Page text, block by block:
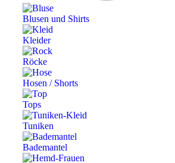
Blusen und Shirts
Kleider
Röcke
Hosen / Shorts
Tops
Tuniken
Bademantel